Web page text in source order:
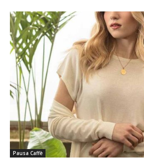
Pausa Caffè